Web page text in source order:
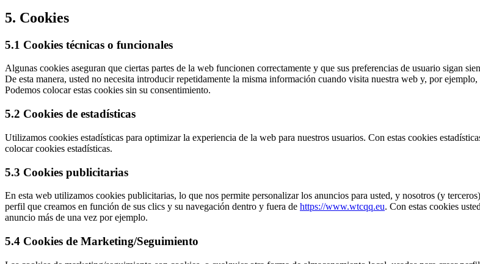
5. Cookies
5.1 Cookies técnicas o funcionales
Algunas cookies aseguran que ciertas partes de la web funcionen correctamente y que sus preferencias de usuario sigan
De esta manera, usted no necesita introducir repetidamente la misma información cuando visita nuestra web y, por
Podemos colocar estas cookies sin su consentimiento.
5.2 Cookies de estadísticas
Utilizamos cookies estadísticas para optimizar la experiencia de la web para nuestros usuarios. Con estas cookies
colocar cookies estadísticas.
5.3 Cookies publicitarias
En esta web utilizamos cookies publicitarias, lo que nos permite personalizar los anuncios para usted, y nosotros (y
perfil que creamos en función de sus clics y su navegación dentro y fuera de https://www.wtcqq.eu. Con estas cookies
anuncio más de una vez por ejemplo.
5.4 Cookies de Marketing/Seguimiento